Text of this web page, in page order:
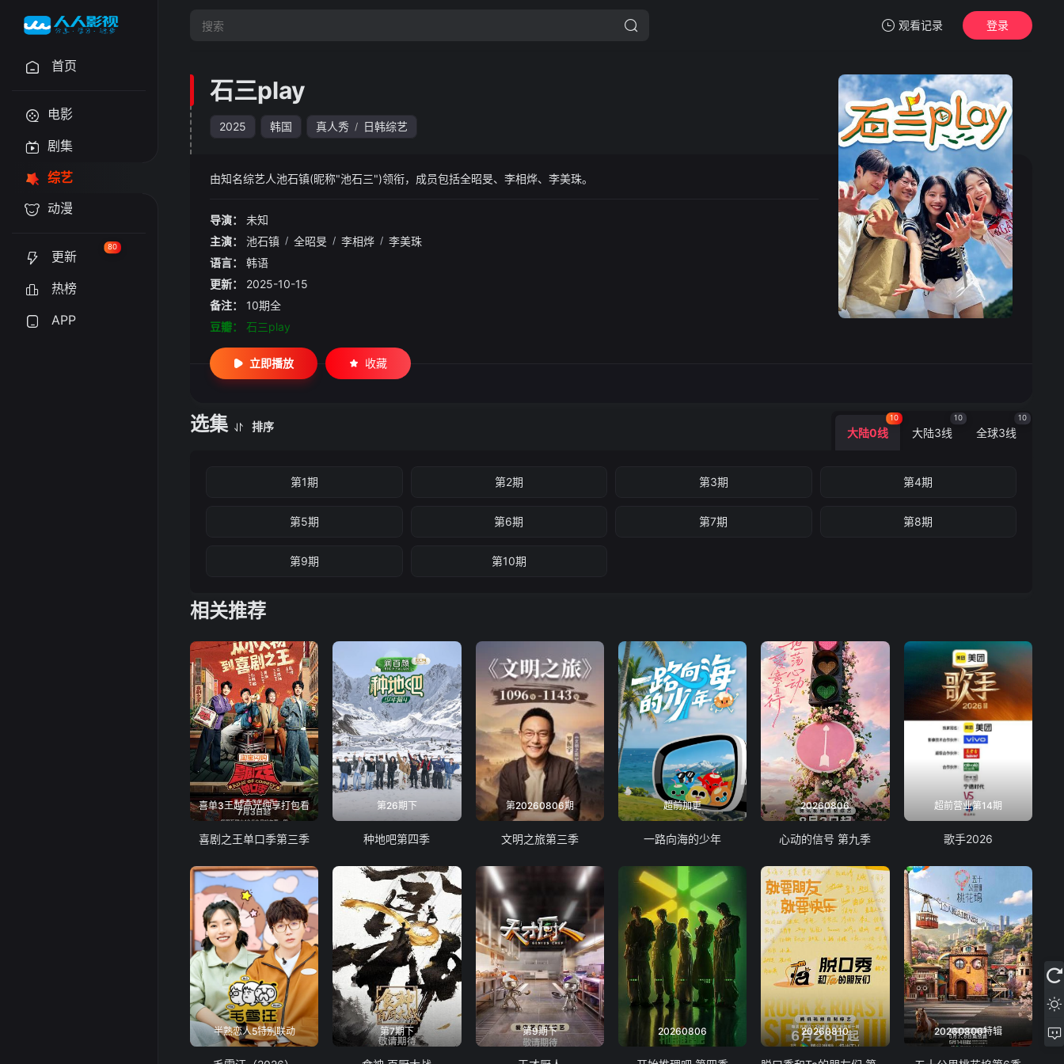
观看记录
暂无观看影片的记录
登录
首页
电影
剧集
综艺
动漫
更新
80
热榜
APP
石三play
2025 韩国 真人秀 / 日韩综艺
由知名综艺人池石镇(昵称"池石三")领衔，成员包括全昭旻、李相烨、李美珠。
导演：
未知
主演：
池石镇 / 全昭旻 / 李相烨 / 李美珠
语言：
韩语
更新：
2025-10-15
备注：
10期全
豆瓣：
石三play
立即播放 收藏
选集 排序 大陆0线
10
大陆3线
10
全球3线
10
第1期 第2期 第3期 第4期
第5期 第6期 第7期 第8期
第9期 第10期
相关推荐
喜单3王越高光纯享打包看
喜剧之王单口季第三季
第26期下
种地吧第四季
第20260806期
文明之旅第三季
超前加更
一路向海的少年
20260806
心动的信号 第九季
超前营业第14期
歌手2026
半熟恋人5特别联动 第7期下 第9期下 20260806 20260810 20260806特辑